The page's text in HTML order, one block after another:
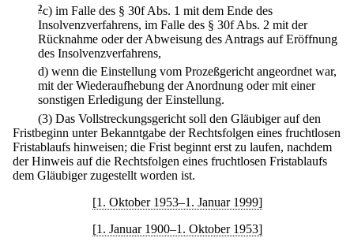
2c) im Falle des § 30f Abs. 1 mit dem Ende des
Insolvenzverfahrens, im Falle des § 30f Abs. 2 mit der
Rücknahme oder der Abweisung des Antrags auf Eröffnung
des Insolvenzverfahrens,
d) wenn die Einstellung vom Prozeßgericht angeordnet war,
mit der Wiederaufhebung der Anordnung oder mit einer
sonstigen Erledigung der Einstellung.
(3) Das Vollstreckungsgericht soll den Gläubiger auf den
Fristbeginn unter Bekanntgabe der Rechtsfolgen eines fruchtlosen
Fristablaufs hinweisen; die Frist beginnt erst zu laufen, nachdem
der Hinweis auf die Rechtsfolgen eines fruchtlosen Fristablaufs
dem Gläubiger zugestellt worden ist.
[1. Oktober 1953–1. Januar 1999]
[1. Januar 1900–1. Oktober 1953]